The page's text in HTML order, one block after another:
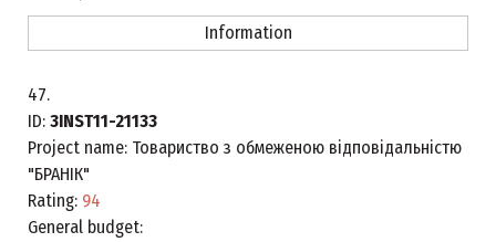
Information
47.
ID: 3INST11-21133
Project name: Товариство з обмеженою відповідальністю
"БРАНІК"
Rating: 94
General budget: